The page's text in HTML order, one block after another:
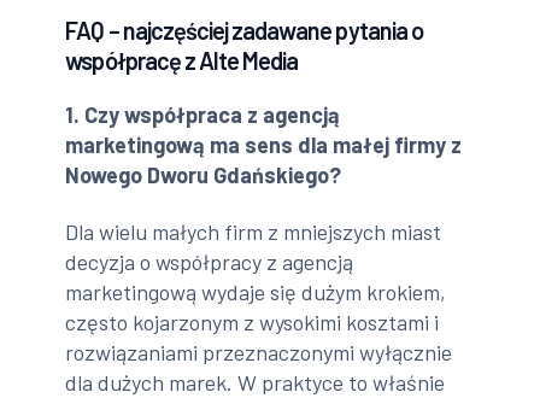
FAQ – najczęściej zadawane pytania o
współpracę z Alte Media
1. Czy współpraca z agencją
marketingową ma sens dla małej firmy z
Nowego Dworu Gdańskiego?
Dla wielu małych firm z mniejszych miast
decyzja o współpracy z agencją
marketingową wydaje się dużym krokiem,
często kojarzonym z wysokimi kosztami i
rozwiązaniami przeznaczonymi wyłącznie
dla dużych marek. W praktyce to właśnie